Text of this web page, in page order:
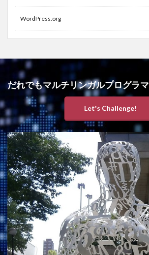
WordPress.org
だれでもマルチリンガルプログラマ
Let's Challenge!